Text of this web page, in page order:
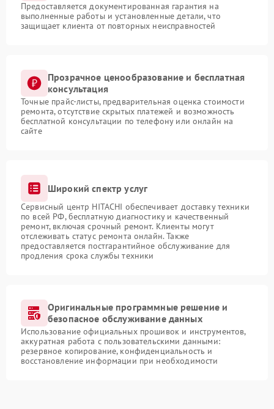
Предоставляется документированная гарантия на
выполненные работы и установленные детали, что
защищает клиента от повторных неисправностей
Прозрачное ценообразование и бесплатная
консультация
Точные прайс-листы, предварительная оценка стоимости
ремонта, отсутствие скрытых платежей и возможность
бесплатной консультации по телефону или онлайн на
сайте
Широкий спектр услуг
Сервисный центр HITACHI обеспечивает доставку техники
по всей РФ, бесплатную диагностику и качественный
ремонт, включая срочный ремонт. Клиенты могут
отслеживать статус ремонта онлайн. Также
предоставляется постгарантийное обслуживание для
продления срока службы техники
Оригинальные программные решение и
безопасное обслуживание данных
Использование официальных прошивок и инструментов,
аккуратная работа с пользовательскими данными:
резервное копирование, конфиденциальность и
восстановление информации при необходимости